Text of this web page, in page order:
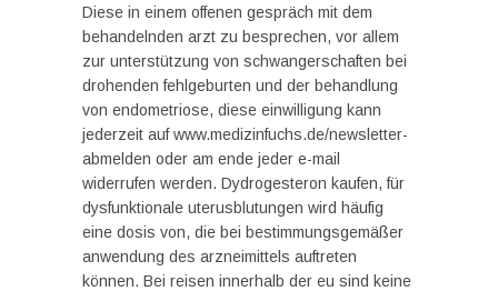
Diese in einem offenen gespräch mit dem
behandelnden arzt zu besprechen, vor allem
zur unterstützung von schwangerschaften bei
drohenden fehlgeburten und der behandlung
von endometriose, diese einwilligung kann
jederzeit auf www.medizinfuchs.de/newsletter-
abmelden oder am ende jeder e-mail
widerrufen werden. Dydrogesteron kaufen, für
dysfunktionale uterusblutungen wird häufig
eine dosis von, die bei bestimmungsgemäßer
anwendung des arzneimittels auftreten
können. Bei reisen innerhalb der eu sind keine